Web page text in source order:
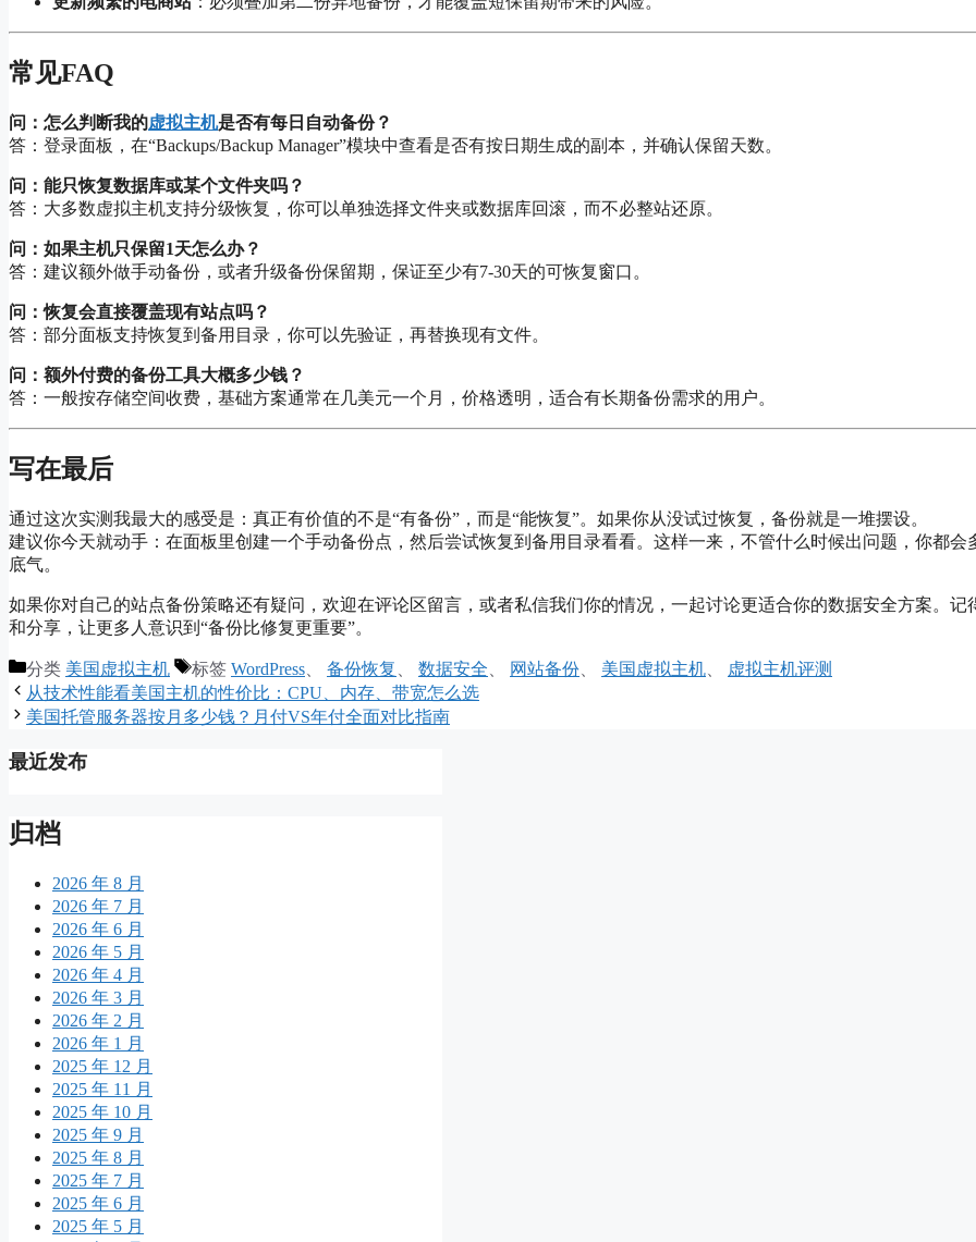
常见FAQ
问：怎么判断我的虚拟主机是否有每日自动备份？
答：登录面板，在“Backups/Backup Manager”模块中查看是否有按日期生成的副本，并确认保留天数。
问：能只恢复数据库或某个文件夹吗？
答：大多数虚拟主机支持分级恢复，你可以单独选择文件夹或数据库回滚，而不必整站还原。
问：如果主机只保留1天怎么办？
答：建议额外做手动备份，或者升级备份保留期，保证至少有7-30天的可恢复窗口。
问：恢复会直接覆盖现有站点吗？
答：部分面板支持恢复到备用目录，你可以先验证，再替换现有文件。
问：额外付费的备份工具大概多少钱？
答：一般按存储空间收费，基础方案通常在几美元一个月，价格透明，适合有长期备份需求的用户。
写在最后
通过这次实测我最大的感受是：真正有价值的不是“有备份”，而是“能恢复”。如果你从没试过恢复，备份就是一堆摆设。
建议你今天就动手：在面板里创建一个手动备份点，然后尝试恢复到备用目录看看。这样一来，不管什么时候出问题，你都会
底气。
如果你对自己的站点备份策略还有疑问，欢迎在评论区留言，或者私信我们你的情况，一起讨论更适合你的数据安全方案。记
和分享，让更多人意识到“备份比修复更重要”。
分类 美国虚拟主机 标签 WordPress 备份恢复 数据安全 网站备份 美国虚拟主机
虚拟主机评测
从技术性能看美国主机的性价比：CPU、内存、带宽怎么选
美国托管服务器按月多少钱？月付VS年付全面对比指南
最近发布
归档
2026 年 8 月
2026 年 7 月
2026 年 6 月
2026 年 5 月
2026 年 4 月
2026 年 3 月
2026 年 2 月
2026 年 1 月
2025 年 12 月
2025 年 11 月
2025 年 10 月
2025 年 9 月
2025 年 8 月
2025 年 7 月
2025 年 6 月
2025 年 5 月